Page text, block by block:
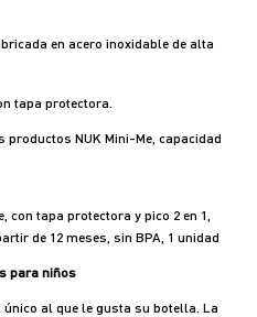
en acero inoxidable de alta
tapa protectora.
NUK Mini-Me, capacidad
con tapa protectora y pico 2 en 1,
de 12 meses, sin BPA, 1 unidad
para niños
al que le gusta su botella. La